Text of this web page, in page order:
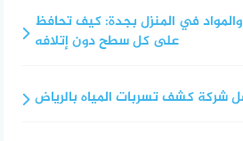
في المنزل بجدة: كيف تحافظ
على كل سطح دون إتلافه
شركة كشف تسربات المياه بالرياض